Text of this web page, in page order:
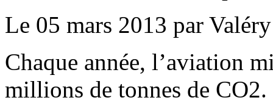
Le 05 mars 2013 par
Chaque année, l’aviation
millions de tonnes de CO2.